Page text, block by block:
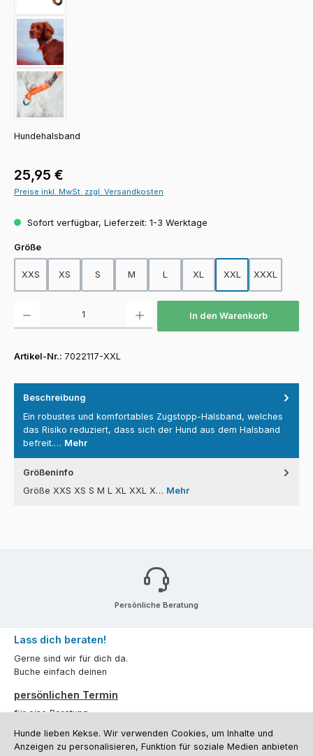
Hundehalsband
Regulärer Preis:
25,95 €
Preise inkl. MwSt. zzgl. Versandkosten
Sofort verfügbar, Lieferzeit: 1-3 Werktage
Größeauswählen
XXS XS S M L XL XXL XXXL
In den Warenkorb
Artikel-Nr.: 7022117-XXL
Beschreibung
Ein robustes und komfortables Zugstopp-Halsband, welches
das Risiko reduziert, dass sich der Hund aus dem Halsband
befreit.… Mehr
Größeninfo
Größe XXS XS S M L XL XXL X… Mehr
Persönliche Beratung
Lass dich beraten!
Gerne sind wir für dich da.
Buche einfach deinen
persönlichen Termin
für eine Beratung.
Oder über unserKontaktformular.
Hunde lieben Kekse. Wir verwenden Cookies, um Inhalte und
Anzeigen zu personalisieren, Funktion für soziale Medien anbieten